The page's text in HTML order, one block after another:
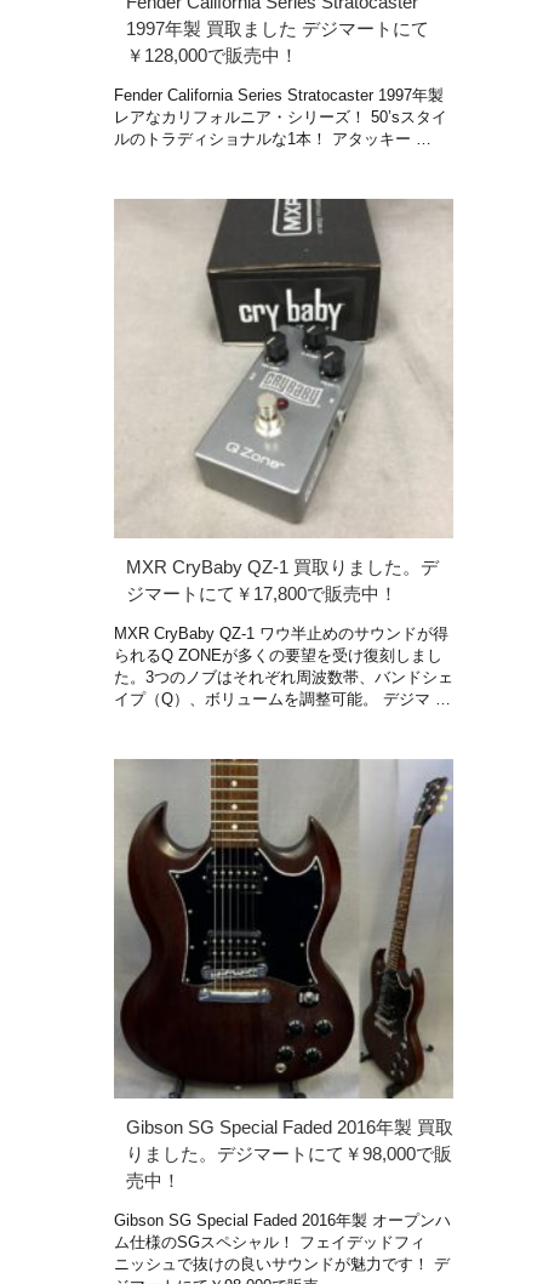
1997年製 買取ました デジマートにて
￥128,000で販売中！
Fender California Series Stratocaster 1997年製
レアなカリフォルニア・シリーズ！ 50’sスタイ
ルのトラディショナルな1本！ アタッキー …
MXR CryBaby QZ-1 買取りました。デ
ジマートにて￥17,800で販売中！
MXR CryBaby QZ-1 ワウ半止めのサウンドが得
られるQ ZONEが多くの要望を受け復刻しまし
た。3つのノブはそれぞれ周波数帯、バンドシェ
イプ（Q）、ボリュームを調整可能。 デジマ …
Gibson SG Special Faded 2016年製 買取
りました。デジマートにて￥98,000で販
売中！
Gibson SG Special Faded 2016年製 オープンハ
ム仕様のSGスペシャル！ フェイデッドフィ
ニッシュで抜けの良いサウンドが魅力です！ デ